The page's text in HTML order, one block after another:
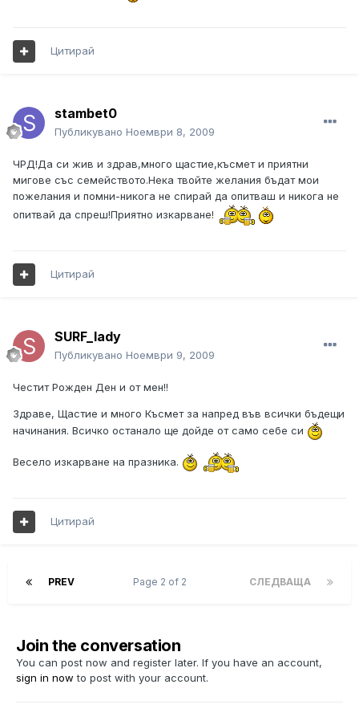
Цитирай
stambet0
Публикувано Ноември 8, 2009
ЧРД!Да си жив и здрав,много щастие,късмет и приятни
мигове със семейството.Нека твойте желания бъдат мои
пожелания и помни-никога не спирай да опитваш и никога не
опитвай да спреш!Приятно изкарване!
Цитирай
SURF_lady
Публикувано Ноември 9, 2009
Честит Рожден Ден и от мен!!
Здраве, Щастие и много Късмет за напред във всички бъдещи
начинания. Всичко останало ще дойде от само себе си
Весело изкарване на празника.
Цитирай
PREV СЛЕДВАЩА
Page 2 of 2
Join the conversation
You can post now and register later. If you have an account,
sign in now to post with your account.